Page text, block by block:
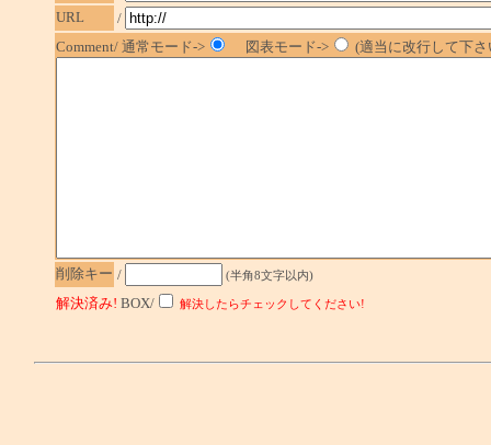
URL
/
Comment/ 通常モード->
図表モード-> (適当に改行して下
削除キー / (半角8文字以内)
解決済み! BOX/ 解決したらチェックしてください!